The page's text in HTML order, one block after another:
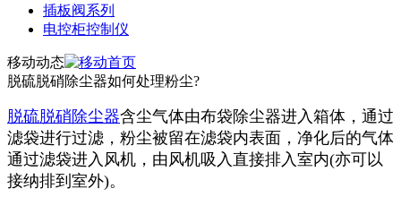
插板阀系列
电控柜控制仪
移动动态
脱硫脱硝除尘器如何处理粉尘?
脱硫脱硝除尘器含尘气体由布袋除尘器进入箱体，通过
滤袋进行过滤，粉尘被留在滤袋内表面，净化后的气体
通过滤袋进入风机，由风机吸入直接排入室内(亦可以
接纳排到室外)。